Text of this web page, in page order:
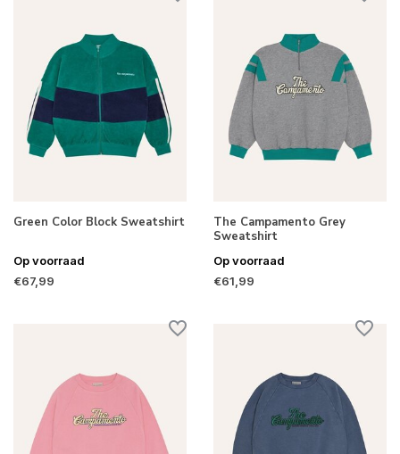
Green Color Block Sweatshirt
Op voorraad
€67,99
The Campamento Grey
Sweatshirt
Op voorraad
€61,99